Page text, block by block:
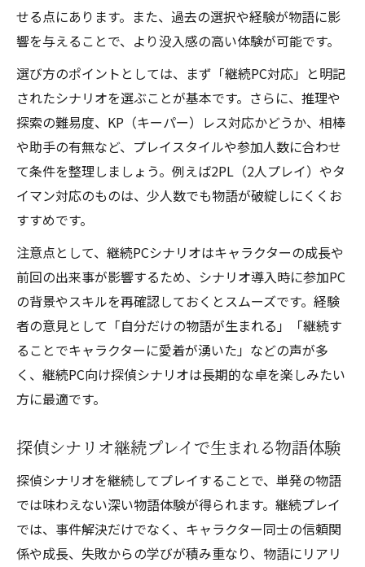
せる点にあります。また、過去の選択や経験が物語に影
響を与えることで、より没入感の高い体験が可能です。
選び方のポイントとしては、まず「継続PC対応」と明記
されたシナリオを選ぶことが基本です。さらに、推理や
探索の難易度、KP（キーパー）レス対応かどうか、相棒
や助手の有無など、プレイスタイルや参加人数に合わせ
て条件を整理しましょう。例えば2PL（2人プレイ）やタ
イマン対応のものは、少人数でも物語が破綻しにくくお
すすめです。
注意点として、継続PCシナリオはキャラクターの成長や
前回の出来事が影響するため、シナリオ導入時に参加PC
の背景やスキルを再確認しておくとスムーズです。経験
者の意見として「自分だけの物語が生まれる」「継続す
ることでキャラクターに愛着が湧いた」などの声が多
く、継続PC向け探偵シナリオは長期的な卓を楽しみたい
方に最適です。
探偵シナリオ継続プレイで生まれる物語体験
探偵シナリオを継続してプレイすることで、単発の物語
では味わえない深い物語体験が得られます。継続プレイ
では、事件解決だけでなく、キャラクター同士の信頼関
係や成長、失敗からの学びが積み重なり、物語にリアリ